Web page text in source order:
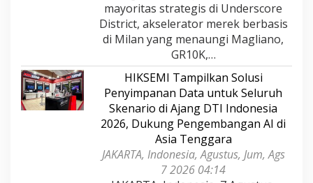
mayoritas strategis di Underscore
District, akselerator merek berbasis
di Milan yang menaungi Magliano,
GR10K,…
HIKSEMI Tampilkan Solusi
Penyimpanan Data untuk Seluruh
Skenario di Ajang DTI Indonesia
2026, Dukung Pengembangan AI di
Asia Tenggara
JAKARTA, Indonesia, Agustus, Jum, Ags
7 2026 04:14